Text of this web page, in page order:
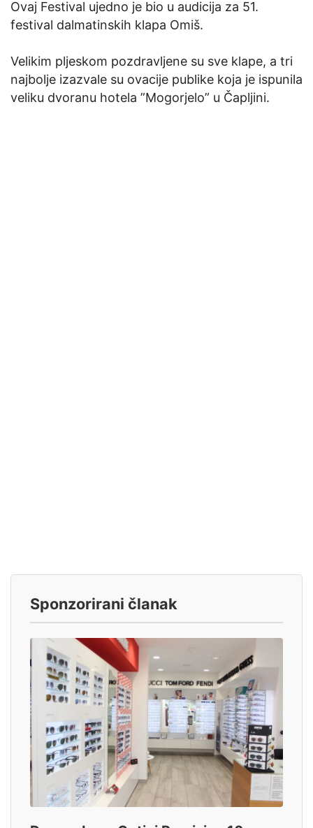
Ovaj Festival ujedno je bio u audicija za 51.
festival dalmatinskih klapa Omiš.
Velikim pljeskom pozdravljene su sve klape, a tri
najbolje izazvale su ovacije publike koja je ispunila
veliku dvoranu hotela ”Mogorjelo” u Čapljini.
Sponzorirani članak